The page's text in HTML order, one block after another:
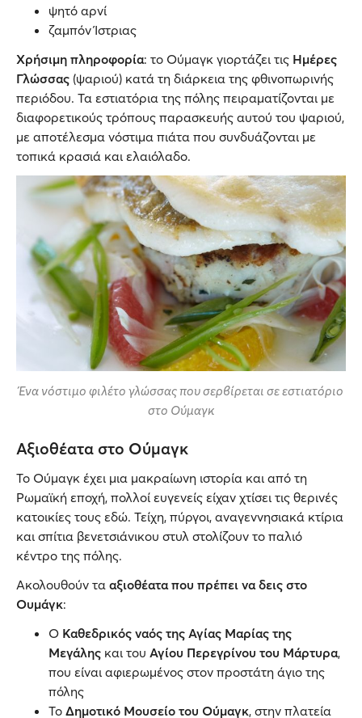
ψητό αρνί
ζαμπόν Ίστριας
Χρήσιμη πληροφορία: το Ούμαγκ γιορτάζει τις Ημέρες
Γλώσσας (ψαριού) κατά τη διάρκεια της φθινοπωρινής
περιόδου. Τα εστιατόρια της πόλης πειραματίζονται με
διαφορετικούς τρόπους παρασκευής αυτού του ψαριού,
με αποτέλεσμα νόστιμα πιάτα που συνδυάζονται με
τοπικά κρασιά και ελαιόλαδο.
Ένα νόστιμο φιλέτο γλώσσας που σερβίρεται σε εστιατόριο
στο Ούμαγκ
Αξιοθέατα στο Ούμαγκ
Το Ούμαγκ έχει μια μακραίωνη ιστορία και από τη
Ρωμαϊκή εποχή, πολλοί ευγενείς είχαν χτίσει τις θερινές
κατοικίες τους εδώ. Τείχη, πύργοι, αναγεννησιακά κτίρια
και σπίτια βενετσιάνικου στυλ στολίζουν το παλιό
κέντρο της πόλης.
Ακολουθούν τα αξιοθέατα που πρέπει να δεις στο
Ουμάγκ:
Ο Καθεδρικός ναός της Αγίας Μαρίας της
Μεγάλης και του Αγίου Περεγρίνου του Μάρτυρα,
που είναι αφιερωμένος στον προστάτη άγιο της
πόλης
Το Δημοτικό Μουσείο του Ούμαγκ, στην πλατεία